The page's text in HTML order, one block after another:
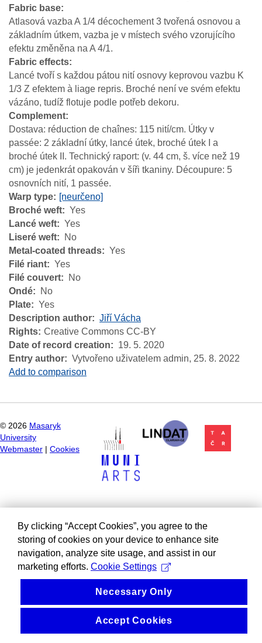
Fabric base
Atlasová vazba A 1/4 décochement 3 tvořená osnovou a
základním útkem, vazba je v místech svého vzorujícího
efektu změněna na A 4/1.
Fabric effects
Lancé tvoří s každou pátou nití osnovy keprovou vazbu K
1/3 Z efektem à liage repris. Broché není ve svém efektu
vázáno, tudíž flotuje podle potřeb dekoru.
Complement
Dostava: réduction de chaînes: 115 nití/cm. Útky v
passée: 2 základní útky, lancé útek, broché útek I a
broché útek II. Technický raport: (v. 44 cm, š. více než 19
cm) je jedenkrát opakován v šíři tkaniny. Découpure: 5
osnovních nití, 1 passée.
Warp type
[neurčeno]
Broché weft
Yes
Lancé weft
Yes
Liseré weft
No
Metal-coated threads
Yes
Filé riant
Yes
Filé couvert
No
Ondé
No
Plate
Yes
Description author
Jiří Vácha
Rights Creative Commons CC-BY
Date of record creation
19. 5. 2020
Entry author
Vytvořeno uživatelem admin, 25. 8. 2022
Add to comparison
© 2026 Masaryk
University
Webmaster
Cookies
By clicking “Accept Cookies”, you agree to the
storing of cookies on your device to enhance site
navigation, analyze site usage, and assist in our
marketing efforts. Cookie Settings
Necessary Only
Accept Cookies